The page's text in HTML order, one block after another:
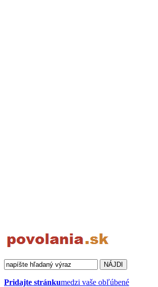
Pridajte stránkumedzi vaše obľúbené